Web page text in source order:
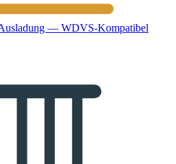
— WDVS-Kompatibel